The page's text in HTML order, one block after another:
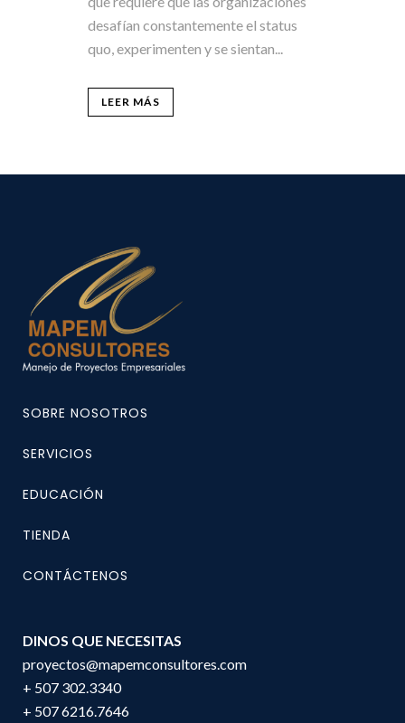
desafían constantemente el status
quo, experimenten y se sientan...
LEER MÁS
SOBRE NOSOTROS
SERVICIOS
EDUCACIÓN
TIENDA
CONTÁCTENOS
DINOS QUE NECESITAS
proyectos@mapemconsultores.com
+ 507 302.3340
+ 507 6216.7646